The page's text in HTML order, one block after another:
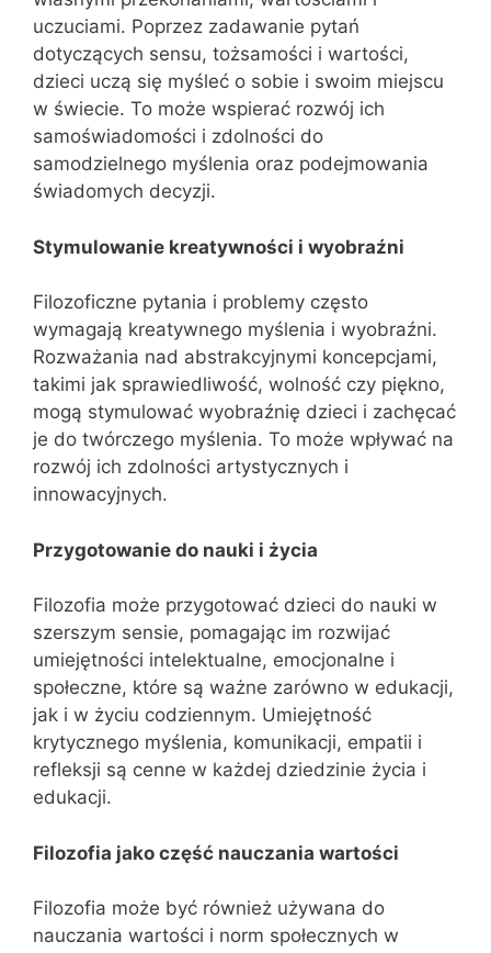
uczuciami. Poprzez zadawanie pytań
dotyczących sensu, tożsamości i wartości,
dzieci uczą się myśleć o sobie i swoim miejscu
w świecie. To może wspierać rozwój ich
samoświadomości i zdolności do
samodzielnego myślenia oraz podejmowania
świadomych decyzji.
Stymulowanie kreatywności i wyobraźni
Filozoficzne pytania i problemy często
wymagają kreatywnego myślenia i wyobraźni.
Rozważania nad abstrakcyjnymi koncepcjami,
takimi jak sprawiedliwość, wolność czy piękno,
mogą stymulować wyobraźnię dzieci i zachęcać
je do twórczego myślenia. To może wpływać na
rozwój ich zdolności artystycznych i
innowacyjnych.
Przygotowanie do nauki i życia
Filozofia może przygotować dzieci do nauki w
szerszym sensie, pomagając im rozwijać
umiejętności intelektualne, emocjonalne i
społeczne, które są ważne zarówno w edukacji,
jak i w życiu codziennym. Umiejętność
krytycznego myślenia, komunikacji, empatii i
refleksji są cenne w każdej dziedzinie życia i
edukacji.
Filozofia jako część nauczania wartości
Filozofia może być również używana do
nauczania wartości i norm społecznych w